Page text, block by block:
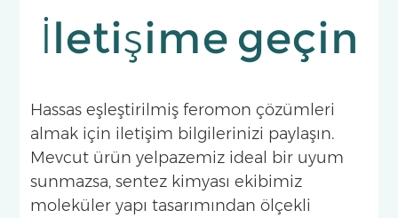
İletişime geçin
Hassas eşleştirilmiş feromon çözümleri
almak için iletişim bilgilerinizi paylaşın.
Mevcut ürün yelpazemiz ideal bir uyum
sunmazsa, sentez kimyası ekibimiz
moleküler yapı tasarımından ölçekli